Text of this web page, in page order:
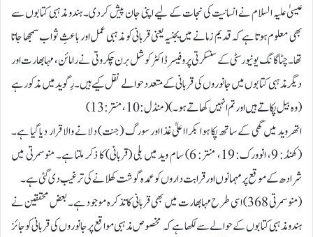
عیسیٰ علیہ السلام نے انسانیت کی نجات کے لیے اپنی جان پیش کر دی۔ ہندو مذہبی کتابوں سے
بھی معلوم ہوتا ہے کہ قدیم زمانے میں یجنیہ یعنی قربانی کو مذہبی عمل اور باعثِ ثواب سمجھا جاتا
تھا۔ چٹاگانگ یونیورسٹی کے سنسکرتی پروفیسر ڈاکٹر کوشل برن چکروتی نے رامائن، مہابھارت اور
دیگر مذہبی کتابوں میں جانوروں کی قربانی کے متعدد حوالے نقل کیے ہیں۔رِگوید میں مذکور ہے
(وہ بیل پکاتے ہیں اور تم انہیں کھاتے ہو۔) (منڈل: 10، منتر: 13)
اتھروید میں گھی کے ساتھ پکا ہوا بکرا اعلیٰ غذا اور سورگ (جنت) دلانے والا قرار دیا گیا ہے۔
(کھنڈ: 9، انوورک: 19، منتر: 6) سام وید میں بلی (قربانی) کا ذکر ملتا ہے۔ منوسمرتی میں
شرادھ کے موقع پر مہمانوں اور قرابت داروں کو عمدہ گوشت کھلانے کی ترغیب دی گئی ہے۔
(منوسمرتی 368) اسی طرح مہابھارت میں بھی قربانی کا تذکرہ موجود ہے۔ بعض محققین نے
ہندو مذہبی کتابوں کے حوالے سے لکھا ہے کہ مخصوص مذہبی مواقع پر جانوروں کی قربانی کو جائز